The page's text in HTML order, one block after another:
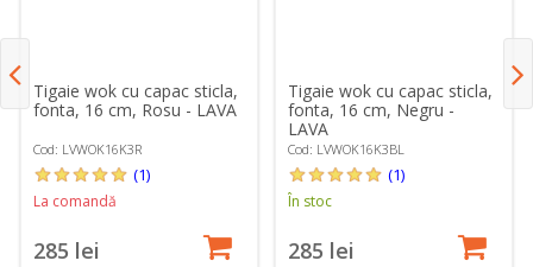
Tigaie wok cu capac sticla,
fonta, 16 cm, Rosu - LAVA
Cod: LVWOK16K3R
(1)
La comandă
285 lei
Tigaie wok cu capac sticla,
fonta, 16 cm, Negru -
LAVA
Cod: LVWOK16K3BL
(1)
În stoc
285 lei